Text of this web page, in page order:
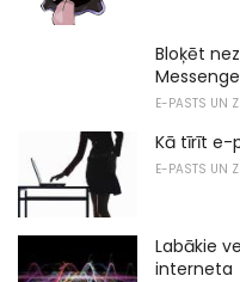
Bloķēt
E-PASTS UN
Kā tīrīt e-
E-PASTS UN
Labākie
interneta